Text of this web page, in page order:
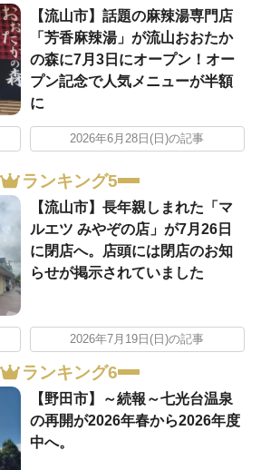
【流山市】話題の麻辣湯専門店
「芳香麻辣湯」が流山おおたか
の森に7月3日にオープン！オー
プン記念で人気メニューが半額
に
2026年6月28日(日)の記事
ランキング5
【流山市】長年親しまれた「マ
ルエツ みやぞの店」が7月26日
に閉店へ。店頭には閉店のお知
らせが掲示されていました
2026年7月19日(日)の記事
ランキング6
【野田市】～続報～七光台温泉
の再開が2026年春から2026年度
中へ。